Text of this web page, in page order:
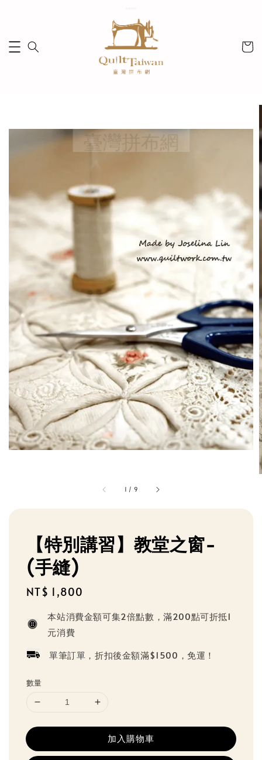
1 / 9
【特別講習】教堂之窗-
(手縫)
Regular
NT$ 1,800
本站消費金額可集2倍點數，滿200點可折抵1
元消費
單筆訂單，折扣後金額滿$1500，免運！
數量
加入購物車